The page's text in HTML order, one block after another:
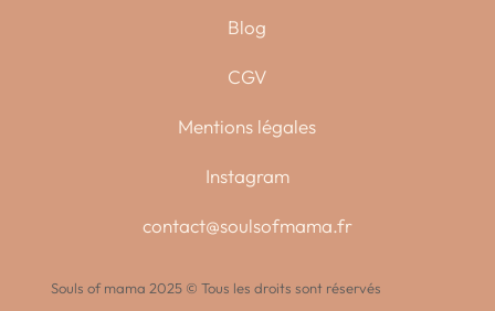
Blog
CGV
Mentions légales
Instagram
contact@soulsofmama.fr
Souls of mama 2025 © Tous les droits sont réservés